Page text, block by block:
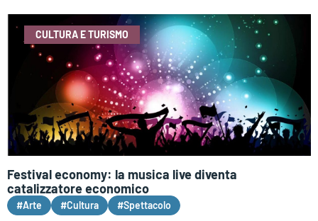
CULTURA E TURISMO
Festival economy: la musica live diventa
catalizzatore economico
#Arte #Cultura #Spettacolo